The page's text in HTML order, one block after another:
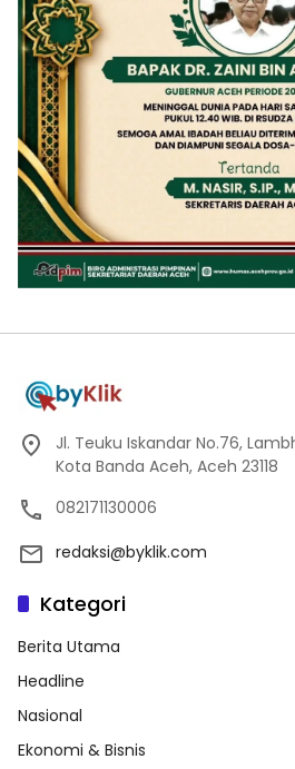
Jl. Teuku Iskandar No.76,
Kota Banda Aceh, Aceh 23118
082171130006
redaksi@byklik.com
Kategori
Berita Utama
Headline
Nasional
Ekonomi & Bisnis